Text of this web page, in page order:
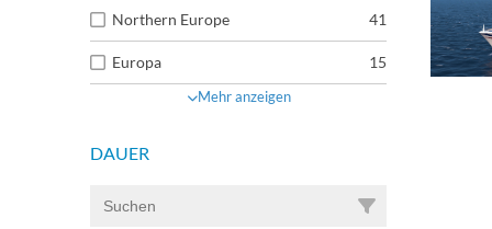
Northern Europe 41
Europa 15
Mehr anzeigen
DAUER